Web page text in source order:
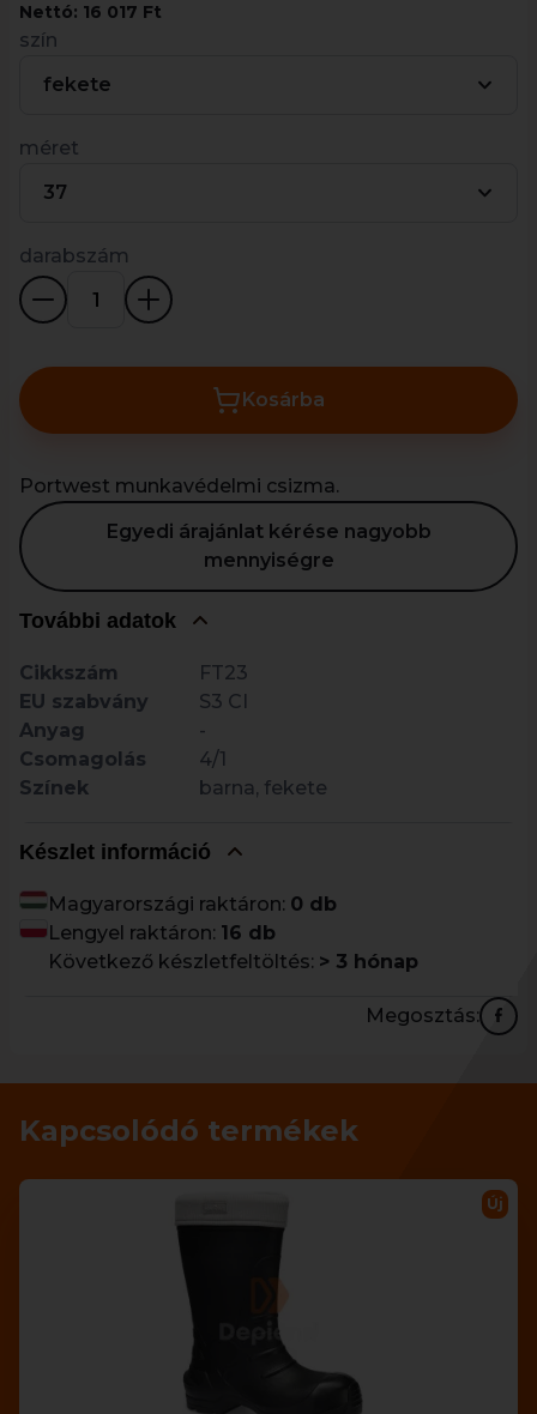
Nettó: 16 017 Ft
szín
fekete
méret
37
darabszám
Kosárba
Portwest munkavédelmi csizma.
Egyedi árajánlat kérése nagyobb
mennyiségre
További adatok
Cikkszám
FT23
EU szabvány
S3 CI
Anyag
-
Csomagolás
4/1
Színek
barna, fekete
Készlet információ
Magyarországi raktáron: 0 db
Lengyel raktáron: 16 db
Következő készletfeltöltés: > 3 hónap
Megosztás:
Kapcsolódó termékek
Új